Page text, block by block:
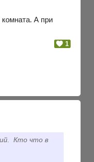
комната. А при
1
Кто что в